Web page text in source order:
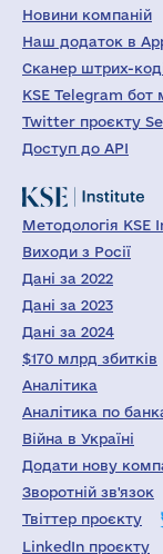
Новини компаній
Наш додаток в
Сканер штрих-
KSE Telegram бот
Twitter проєкту
Доступ до API
Методологія KSE
Виходи з Росії
Дані за 2022
Дані за 2023
Дані за 2024
$170 млрд збитків
Аналітика
Аналітика по
Війна в Україні
Додати нову
Зворотній зв'язок
Твіттер проєкту
LinkedIn проєкту